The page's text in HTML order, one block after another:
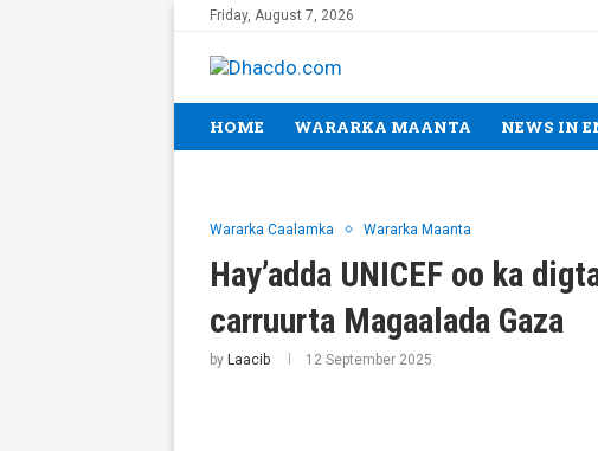
Friday, August 7, 2026
HOME WARARKA MAANTA NEWS IN
Wararka Caalamka Wararka Maanta
Hay’adda UNICEF oo ka
carruurta Magaalada Gaza
by Laacib 12 September 2025